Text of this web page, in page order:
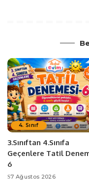
4. Sınıf
3.Sınıftan 4.Sınıfa
Geçenlere Tatil
6
7 Ağustos 2026